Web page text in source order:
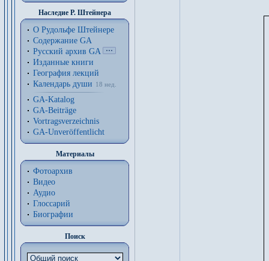
Наследие Р. Штейнера
О Рудольфе Штейнере
Содержание GA
Русский архив GA
Изданные книги
География лекций
Календарь души
18 нед.
GA-Katalog
GA-Beiträge
Vortragsverzeichnis
GA-Unveröffentlicht
Материалы
Фотоархив
Видео
Аудио
Глоссарий
Биографии
Поиск